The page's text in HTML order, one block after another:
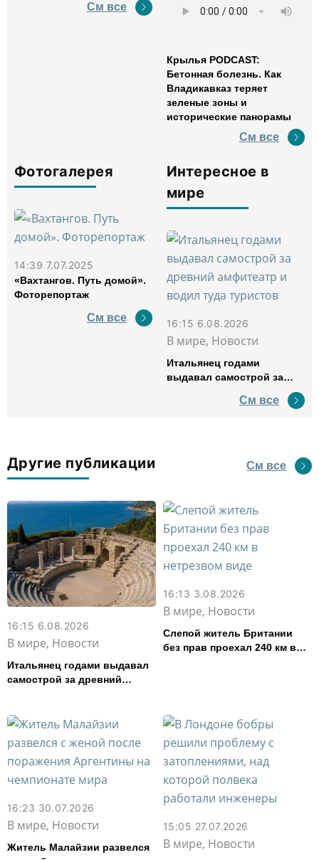
См все
Крылья PODCAST:
Бетонная болезнь. Как
Владикавказ теряет
зеленые зоны и
исторические панорамы
См все
Фотогалерея
14:39 7.07.2025
«Вахтангов. Путь домой».
Фоторепортаж
См все
Интересное в
мире
16:15 6.08.2026
В мире, Новости
Итальянец годами
выдавал самострой за
водил туда туристов
См все
Другие публикации См все
16:15 6.08.2026
В мире, Новости
Итальянец годами выдавал
самострой за древний
16:13 3.08.2026
В мире, Новости
Слепой житель Британии
без прав проехал 240 км в
16:23 30.07.2026
В мире, Новости
Житель Малайзии развелся
15:05 27.07.2026
В мире, Новости